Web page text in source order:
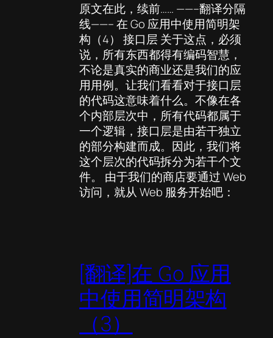
原文在此，续前…… ——–翻译分隔
线——– 在 Go 应用中使用简明架
构（4） 接口层 关于这点，必须
说，所有东西都得有编码智慧，
不论是真实的商业还是我们的应
用用例。让我们看看对于接口层
的代码这意味着什么。不像在各
个内部层次中，所有代码都属于
一个逻辑，接口层是由若干独立
的部分构建而成。因此，我们将
这个层次的代码拆分为若干个文
件。 由于我们的商店要通过 Web
访问，就从 Web 服务开始吧：
[翻译]在 Go 应用
中使用简明架构
（3）